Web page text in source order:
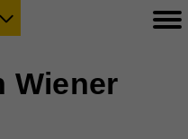
Wiener